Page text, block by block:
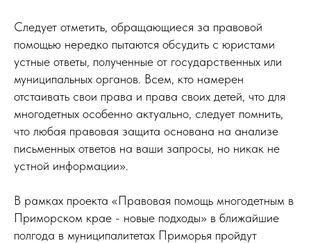
Следует отметить, обращающиеся за правовой
помощью нередко пытаются обсудить с юристами
устные ответы, полученные от государственных или
муниципальных органов. Всем, кто намерен
отстаивать свои права и права своих детей, что для
многодетных особенно актуально, следует помнить,
что любая правовая защита основана на анализе
письменных ответов на ваши запросы, но никак не
устной информации».
В рамках проекта «Правовая помощь многодетным в
Приморском крае - новые подходы» в ближайшие
полгода в муниципалитетах Приморья пройдут